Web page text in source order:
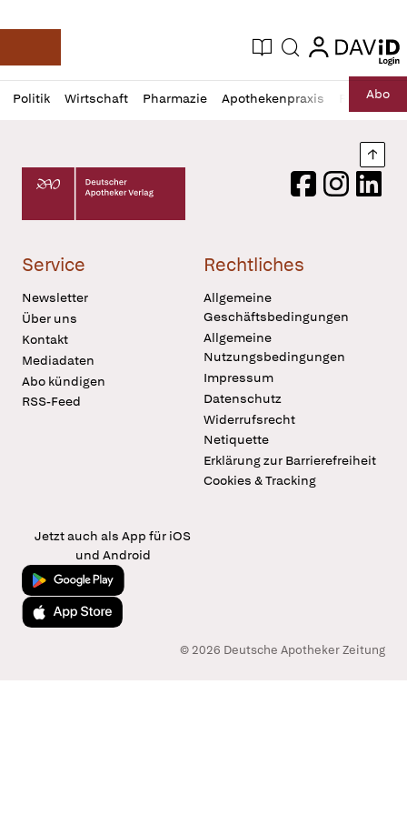
Deutsche Apotheker Zeitung
Aktuelle Ausgabe
Suche login
login
Politik Wirtschaft Pharmazie Apothekenpraxis RechtAbo
Profil
öffnen
Daz
Pur
Deutscher Apotheker Verlag Logo
FacebookInstagram
Service
Newsletter
Über uns
Kontakt
Mediadaten
Abo kündigen
RSS-Feed
Rechtliches
Allgemeine
Geschäftsbedingungen
Allgemeine
Nutzungsbedingungen
Impressum
Datenschutz
Widerrufsrecht
Netiquette
Erklärung zur Barrierefreiheit
Cookies & Tracking
Jetzt auch als App für iOS
und Android
Jetzt bei Google Play
Laden im App Store
© 2026 Deutsche Apotheker Zeitung